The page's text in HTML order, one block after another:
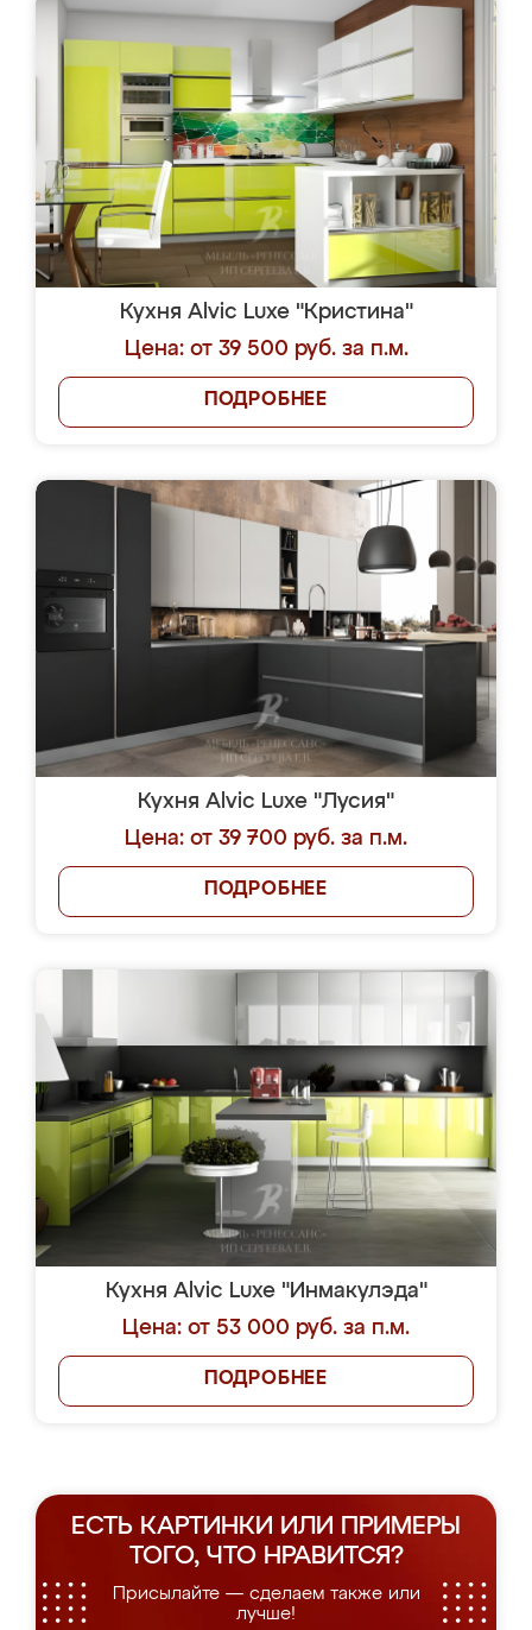
Кухня Alvic Luxe "Кристина"
Цена: от 39 500 руб. за п.м.
ПОДРОБНЕЕ
Кухня Alvic Luxe "Лусия"
Цена: от 39 700 руб. за п.м.
ПОДРОБНЕЕ
Кухня Alvic Luxe "Инмакулэда"
Цена: от 53 000 руб. за п.м.
ПОДРОБНЕЕ
ЕСТЬ КАРТИНКИ ИЛИ ПРИМЕРЫ
ТОГО, ЧТО НРАВИТСЯ?
Присылайте — сделаем также или
лучше!